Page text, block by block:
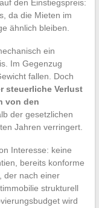
den Einstiegspreis:
da die Mieten im
ähnlich bleiben.
ein
Im Gegenzug
fallen. Doch
steuerliche Verlust
von den
der gesetzlichen
Jahren verringert.
Interesse: keine
bereits konforme
der nach einer
strukturell
wird